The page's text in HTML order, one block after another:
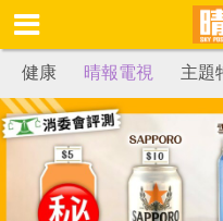
健康 晴報電視 主題